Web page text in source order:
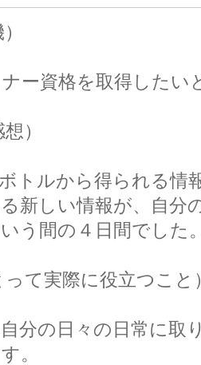
ー資格を取得したい
）
トルから得られる情
新しい情報が、自分
う間の４日間でした
て実際に役立つこと
分の日々の日常に取
。